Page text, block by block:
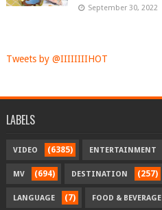
September 30, 2022
Tweets by @IIIIIIIIHOT
LABELS
VIDEO (6385) ENTERTAINMENT
MV (694) DESTINATION (257)
LANGUAGE (7) FOOD & BEVERAGE